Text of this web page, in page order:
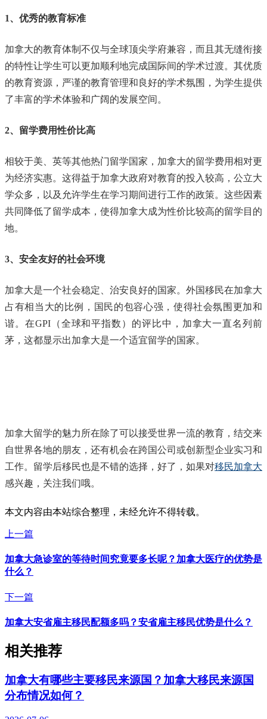
1、优秀的教育标准
加拿大的教育体制不仅与全球顶尖学府兼容，而且其无缝衔接
的特性让学生可以更加顺利地完成国际间的学术过渡。其优质
的教育资源，严谨的教育管理和良好的学术氛围，为学生提供
了丰富的学术体验和广阔的发展空间。
2、留学费用性价比高
相较于美、英等其他热门留学国家，加拿大的留学费用相对更
为经济实惠。这得益于加拿大政府对教育的投入较高，公立大
学众多，以及允许学生在学习期间进行工作的政策。这些因素
共同降低了留学成本，使得加拿大成为性价比较高的留学目的
地。
3、安全友好的社会环境
加拿大是一个社会稳定、治安良好的国家。外国移民在加拿大
占有相当大的比例，国民的包容心强，使得社会氛围更加和
谐。在GPI（全球和平指数）的评比中，加拿大一直名列前
茅，这都显示出加拿大是一个适宜留学的国家。
加拿大留学的魅力所在除了可以接受世界一流的教育，结交来
自世界各地的朋友，还有机会在跨国公司或创新型企业实习和
工作。留学后移民也是不错的选择，好了，如果对移民加拿大
感兴趣，关注我们哦。
本文内容由本站综合整理，未经允许不得转载。
上一篇
加拿大急诊室的等待时间究竟要多长呢？加拿大医疗的优势是
什么？
下一篇
加拿大安省雇主移民配额多吗？安省雇主移民优势是什么？
相关推荐
加拿大有哪些主要移民来源国？加拿大移民来源国
分布情况如何？